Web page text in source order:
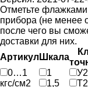
Отметьте
прибора (не менее
после чего вы
доставки для них.
Артикул Шкала
0…1
кгс/см2
1
1,5
У2
Т2